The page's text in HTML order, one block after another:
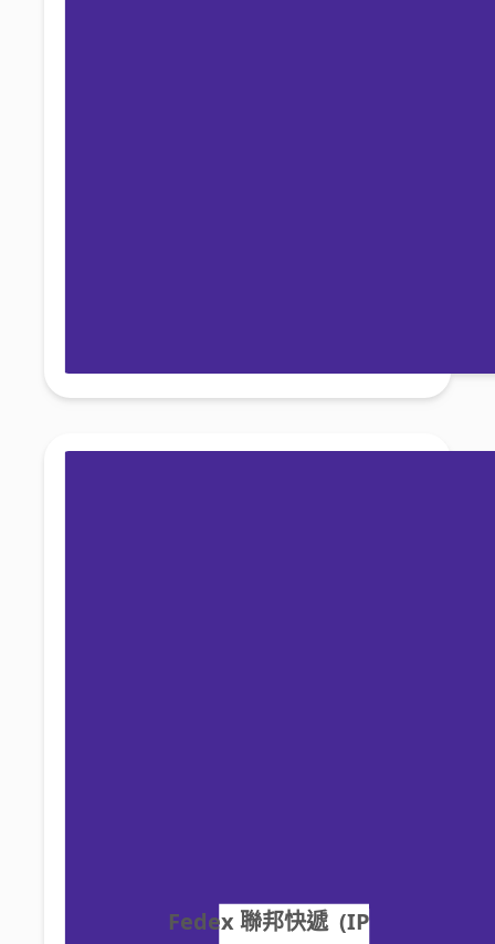
Fedex 聯邦快遞  (IP